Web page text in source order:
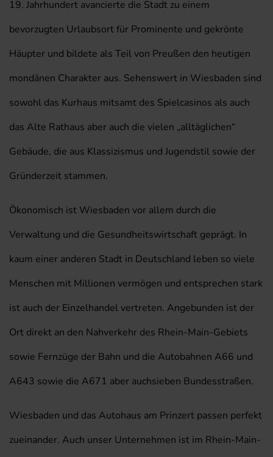
19. Jahrhundert avancierte die Stadt zu einem
bevorzugten Urlaubsort für Prominente und gekrönte
Häupter und bildete als Teil von Preußen den heutigen
mondänen Charakter aus. Sehenswert in Wiesbaden sind
sowohl das Kurhaus mitsamt des Spielcasinos als auch
das Alte Rathaus aber auch die vielen „alltäglichen“
Gebäude, die aus Klassizismus und Jugendstil sowie der
Gründerzeit stammen.
Ökonomisch ist Wiesbaden vor allem durch die
Verwaltung und die Gesundheitswirtschaft geprägt. In
kaum einer anderen Stadt in Deutschland leben so viele
Menschen mit Millionen vermögen und entsprechen stark
ist auch der Einzelhandel vertreten. Angebunden ist der
Ort direkt an den Nahverkehr des Rhein-Main-Gebiets
sowie Fernzüge der Bahn und die Autobahnen A66 und
A643 sowie die A671 aber auchsieben Bundesstraßen.
Wiesbaden und das Autohaus am Prinzert passen perfekt
zueinander. Auch unser Unternehmen ist im Rhein-Main-